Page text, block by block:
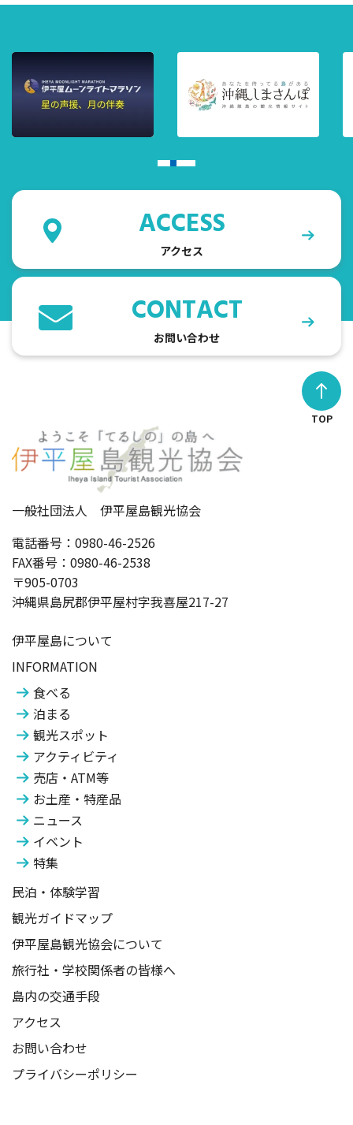
ACCESS
アクセス
CONTACT
お問い合わせ
TOP
一般社団法人 伊平屋島観光協会
電話番号：0980-46-2526
FAX番号：0980-46-2538
〒905-0703
沖縄県島尻郡伊平屋村字我喜屋217-27
伊平屋島について
INFORMATION
食べる
泊まる
観光スポット
アクティビティ
売店・ATM等
お土産・特産品
ニュース
イベント
特集
民泊・体験学習
観光ガイドマップ
伊平屋島観光協会について
旅行社・学校関係者の皆様へ
島内の交通手段
アクセス
お問い合わせ
プライバシーポリシー